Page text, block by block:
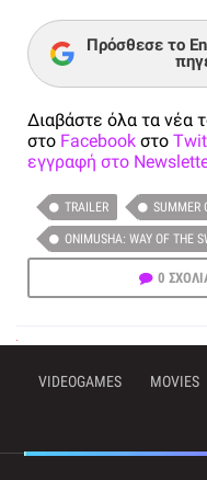
Πρόσθεσε το
Διαβάστε όλα τα νέα
στο Facebook στο
εγγραφή στο
TRAILER SUMMER
ONIMUSHA: WAY OF THE
0
VIDEOGAMES MOVIES